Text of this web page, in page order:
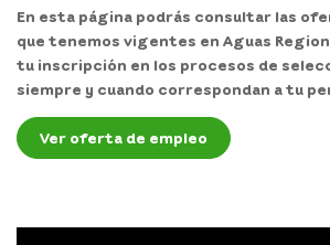
En esta página podrás consultar las
que tenemos vigentes en Aguas
tu inscripción en los procesos de
siempre y cuando correspondan a tu
Ver oferta de empleo